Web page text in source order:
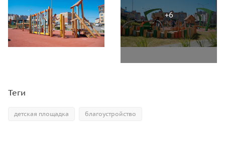
Теги
детская площадка благоустройство